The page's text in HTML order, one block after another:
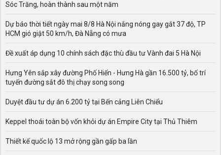
Sóc Trăng, hoàn thành sau một năm
Dự báo thời tiết ngày mai 8/8 Hà Nội nắng nóng gay gắt 37 độ, TP
HCM gió giật 50 km/h, Đà Nẵng có mưa
Đề xuất áp dụng 10 chính sách đặc thù đầu tư Vành đai 5 Hà Nội
Hưng Yên sắp xây đường Phố Hiến - Hưng Hà gần 16.500 tỷ, bố trí
tuyến đường sắt đô thị chạy song song
Duyệt đầu tư dự án 6.200 tỷ tại Bến cảng Liên Chiểu
Keppel thoái toàn bộ vốn khỏi dự án Empire City tại Thủ Thiêm
Thiết kế quốc lộ 13 mở rộng gần gấp ba lần